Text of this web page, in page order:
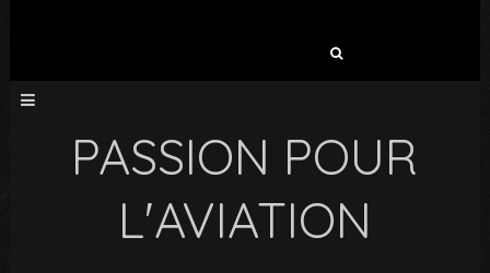
PASSION POUR
L'AVIATION